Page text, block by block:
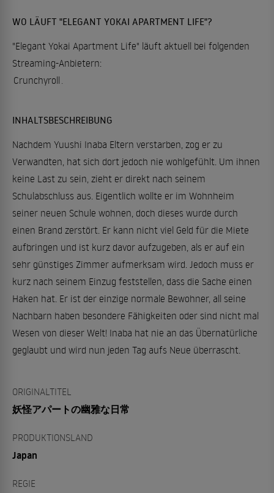
WO LÄUFT "ELEGANT YOKAI APARTMENT LIFE"?
"Elegant Yokai Apartment Life" läuft aktuell bei folgenden
Streaming-Anbietern:
Crunchyroll
INHALTSBESCHREIBUNG
Nachdem Yuushi Inaba Eltern verstarben, zog er zu
Verwandten, hat sich dort jedoch nie wohlgefühlt. Um ihnen
keine Last zu sein, zieht er direkt nach seinem
Schulabschluss aus. Eigentlich wollte er im Wohnheim
seiner neuen Schule wohnen, doch dieses wurde durch
einen Brand zerstört. Er kann nicht viel Geld für die Miete
aufbringen und ist kurz davor aufzugeben, als er auf ein
sehr günstiges Zimmer aufmerksam wird. Jedoch muss er
kurz nach seinem Einzug feststellen, dass die Sache einen
Haken hat. Er ist der einzige normale Bewohner, all seine
Nachbarn haben besondere Fähigkeiten oder sind nicht mal
Wesen von dieser Welt! Inaba hat nie an das Übernatürliche
geglaubt und wird nun jeden Tag aufs Neue überrascht.
ORIGINALTITEL
妖怪アパートの幽雅な日常
PRODUKTIONSLAND
Japan
REGIE